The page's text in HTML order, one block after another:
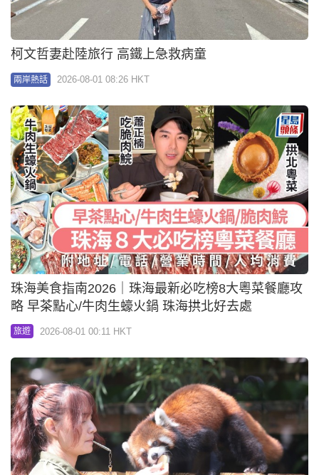
柯文哲妻赴陸旅行 高鐵上急救病童
兩岸熱話 2026-08-01 08:26 HKT
珠海美食指南2026｜珠海最新必吃榜8大粵菜餐廳攻
略 早茶點心/牛肉生蠔火鍋 珠海拱北好去處
旅遊 2026-08-01 00:11 HKT